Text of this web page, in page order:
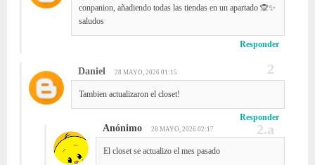
conpanion, añadiendo todas las tiendas en un apartado 🙊✨️
saludos
Responder
Daniel 28 MAYO, 2026 01:15
Tambien actualizaron el closet!
Responder
Anónimo 28 MAYO, 2026 02:17
El closet se actualizo el mes pasado